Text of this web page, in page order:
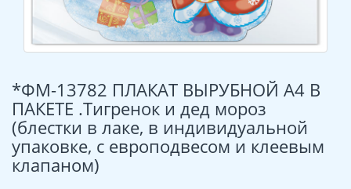
*ФМ-13782 ПЛАКАТ ВЫРУБНОЙ А4 В
ПАКЕТЕ .Тигренок и дед мороз
(блестки в лаке, в индивидуальной
упаковке, с европодвесом и клеевым
клапаном)